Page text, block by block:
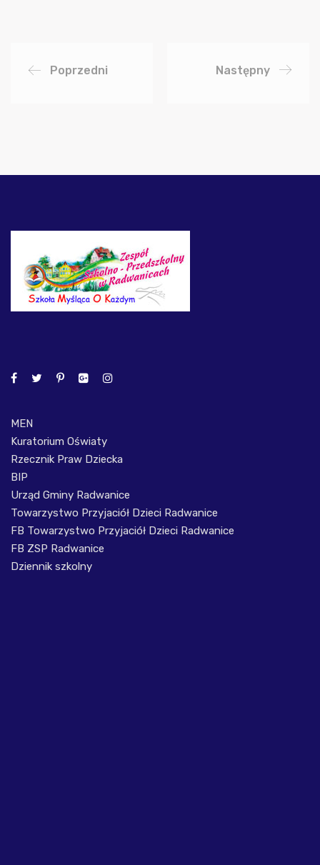
Poprzedni Następny
MEN
Kuratorium Oświaty
Rzecznik Praw Dziecka
BIP
Urząd Gminy Radwanice
Towarzystwo Przyjaciół Dzieci Radwanice
FB Towarzystwo Przyjaciół Dzieci Radwanice
FB ZSP Radwanice
Dziennik szkolny